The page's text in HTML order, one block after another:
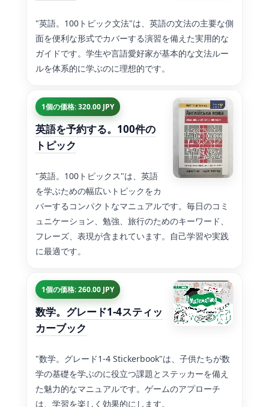
"英語。100トピック文法"は、英語の文法の主要な側
面を便利な形式でカバーする演習を備えた実用的な
ガイドです。学生や言語愛好家が基本的な文法ルー
ルを体系的に学ぶのに理想的です。
1個の価格: 320.00 JPY
英語を予約する。100件の
トピック
"英語。100トピックス"は、英語
を学ぶための幅広いトピックをカ
バーするコンパクトなマニュアルです。毎日のコミ
ュニケーション、勉強、旅行のためのキーワード、
フレーズ、表現が含まれています。自己学習や実践
に最適です。
1個の価格: 260.00 JPY
数学。グレード1-4スティッ
カーブック
"数学。グレード1-4 Stickerbook"は、子供たちが数
学の基礎を学ぶのに役立つ課題とステッカーを備え
た魅力的なマニュアルです。ゲームのアプローチ
は、学習を楽しく効果的にします。